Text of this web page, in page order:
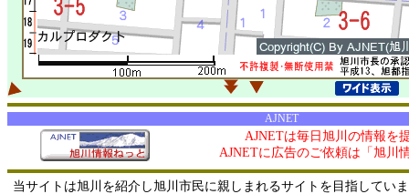
AJNET
AJNETは毎日旭川の情報を
AJNETに広告のご依頼は「旭川
当サイトは旭川を紹介し旭川市民に親しまれるサイトを目指してい